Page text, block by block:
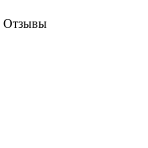
Отзывы